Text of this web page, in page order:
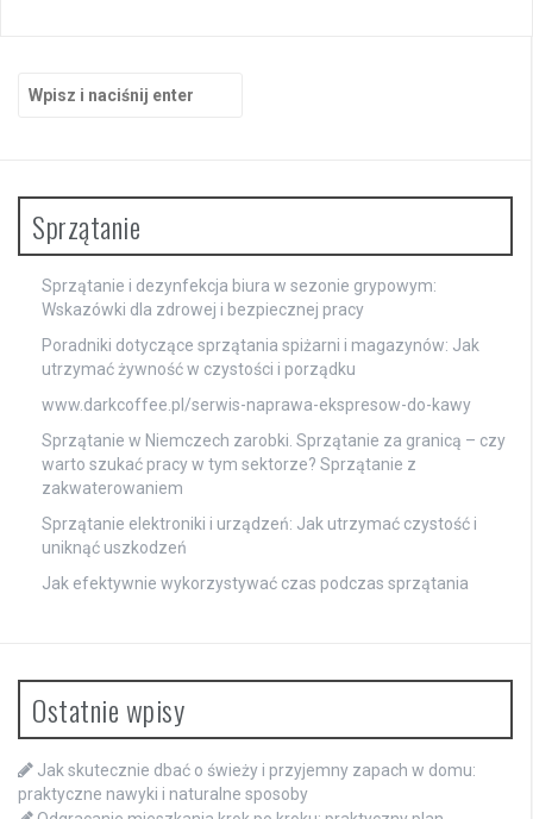
Szukaj:
Sprzątanie
Sprzątanie i dezynfekcja biura w sezonie grypowym:
Wskazówki dla zdrowej i bezpiecznej pracy
Poradniki dotyczące sprzątania spiżarni i magazynów: Jak
utrzymać żywność w czystości i porządku
www.darkcoffee.pl/serwis-naprawa-ekspresow-do-kawy
Sprzątanie w Niemczech zarobki. Sprzątanie za granicą – czy
warto szukać pracy w tym sektorze? Sprzątanie z
zakwaterowaniem
Sprzątanie elektroniki i urządzeń: Jak utrzymać czystość i
uniknąć uszkodzeń
Jak efektywnie wykorzystywać czas podczas sprzątania
Ostatnie wpisy
Jak skutecznie dbać o świeży i przyjemny zapach w domu:
praktyczne nawyki i naturalne sposoby